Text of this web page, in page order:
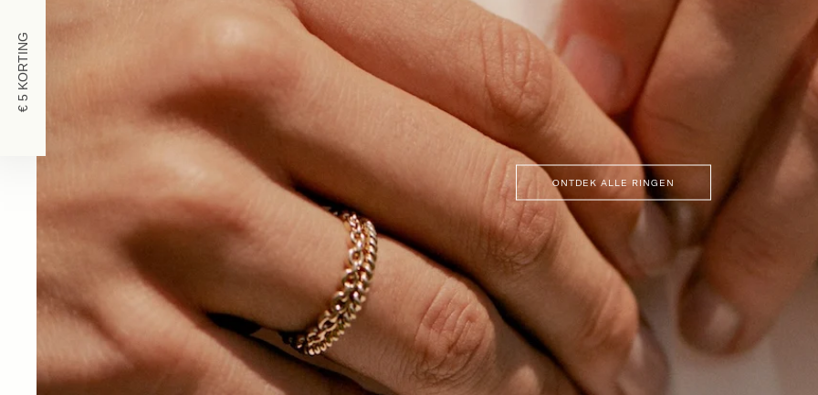
ONTDEK ALLE RINGEN
€ 5
KORTING